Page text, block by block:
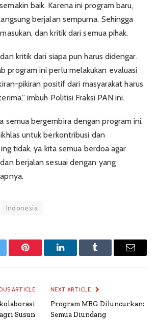
baik. Karena ini program baru,
berjalan sempurna. Sehingga
dan kritik dari semua pihak.
kritik dari siapa pun harus didengar.
program ini perlu melakukan evaluasi
pikiran positif dari masyarakat harus
imbuh Politisi Fraksi PAN ini.
semua bergembira dengan program ini.
untuk berkontribusi dan
tidak, ya kita semua berdoa agar
berjalan sesuai dengan yang
Indonesia
Pinterest LinkedInTumblr Email
ARTICLE
Susun
NEXT ARTICLE
Program MBG Diluncurkan:
Semua Diundang